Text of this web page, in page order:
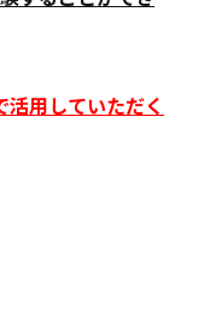
用していただく